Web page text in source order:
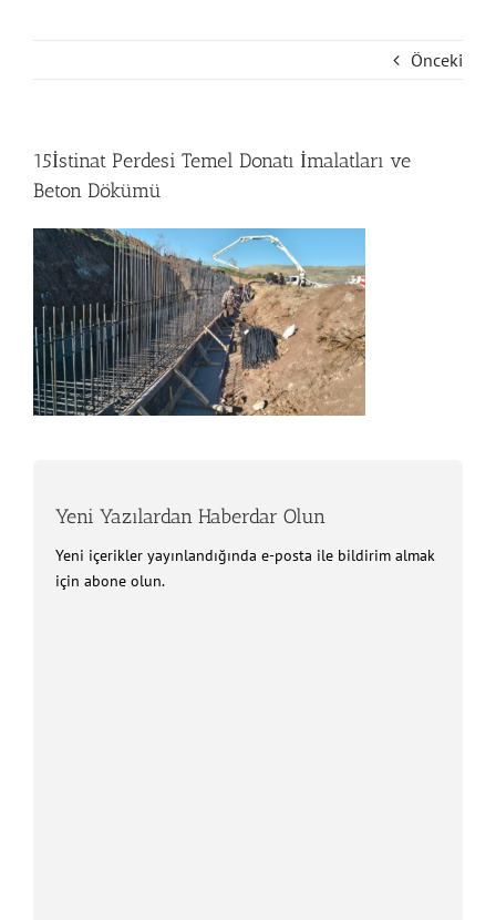
Önceki
15İstinat Perdesi Temel Donatı İmalatları ve
Beton Dökümü
Yeni Yazılardan Haberdar Olun
Yeni içerikler yayınlandığında e-posta ile bildirim almak
için abone olun.